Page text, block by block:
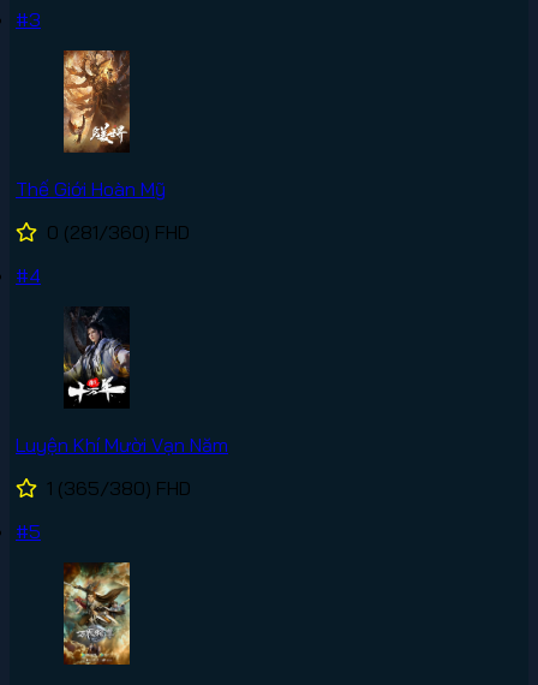
#3
Thế Giới Hoàn Mỹ
0 (281/360) FHD
#4
Luyện Khí Mười Vạn Năm
1 (365/380) FHD
#5